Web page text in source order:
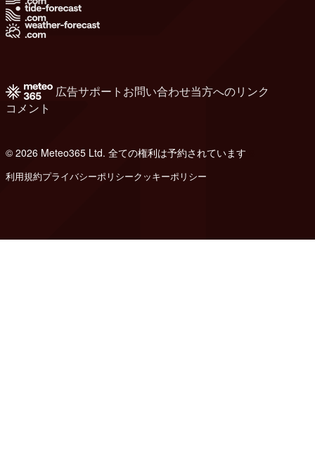
広告サポート お問い合わせ当方へのリンク
コメント
© 2026 Meteo365 Ltd. 全ての権利は予約されています
利用規約プライバシーポリシークッキーポリシー